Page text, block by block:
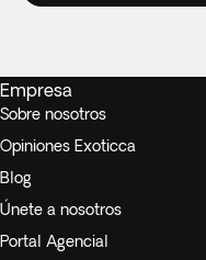
Empresa
Sobre nosotros
Opiniones Exoticca
Blog
Únete a nosotros
Portal Agencial